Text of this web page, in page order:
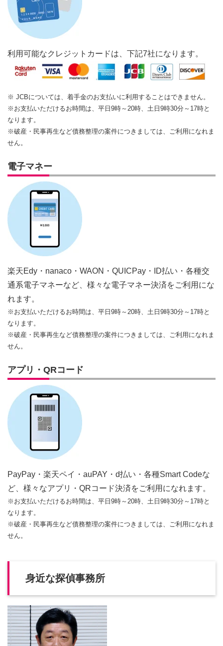
利用可能なクレジットカードは、下記7社になります。
※ JCBについては、着手金のお支払いに利用することはできません。
※お支払いただけるお時間は、平日9時～20時、土日9時30分～17時と
なります。
※破産・民事再生など債務整理の案件につきましては、ご利用になれま
せん。
電子マネー
楽天Edy・nanaco・WAON・QUICPay・ID払い・各種交
通系電子マネーなど、様々な電子マネー決済をご利用にな
れます。
※お支払いただけるお時間は、平日9時～20時、土日9時30分～17時と
なります。
※破産・民事再生など債務整理の案件につきましては、ご利用になれま
せん。
アプリ・QRコード
PayPay・楽天ペイ・auPAY・d払い・各種Smart Codeな
ど、様々なアプリ・QRコード決済をご利用になれます。
※お支払いただけるお時間は、平日9時～20時、土日9時30分～17時と
なります。
※破産・民事再生など債務整理の案件につきましては、ご利用になれま
せん。
身近な探偵事務所